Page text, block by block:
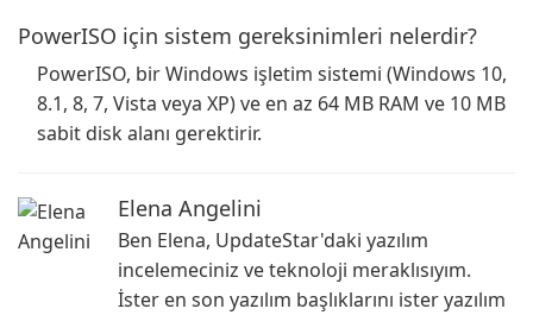
PowerISO için sistem gereksinimleri nelerdir?
PowerISO, bir Windows işletim sistemi (Windows 10,
8.1, 8, 7, Vista veya XP) ve en az 64 MB RAM ve 10 MB
sabit disk alanı gerektirir.
Elena Angelini
Ben Elena, UpdateStar'daki yazılım
incelemeciniz ve teknoloji meraklısıyım.
İster en son yazılım başlıklarını ister yazılım